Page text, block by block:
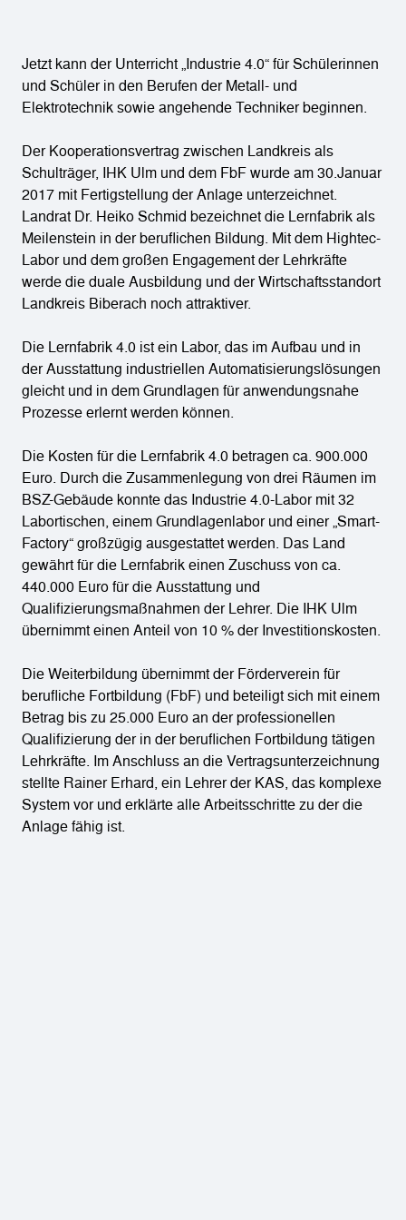
Jetzt kann der Unterricht „Industrie 4.0“ für Schülerinnen
und Schüler in den Berufen der Metall- und
Elektrotechnik sowie angehende Techniker beginnen.
Der Kooperationsvertrag zwischen Landkreis als
Schulträger, IHK Ulm und dem FbF wurde am 30.Januar
2017 mit Fertigstellung der Anlage unterzeichnet.
Landrat Dr. Heiko Schmid bezeichnet die Lernfabrik als
Meilenstein in der beruflichen Bildung. Mit dem Hightec-
Labor und dem großen Engagement der Lehrkräfte
werde die duale Ausbildung und der Wirtschaftsstandort
Landkreis Biberach noch attraktiver.
Die Lernfabrik 4.0 ist ein Labor, das im Aufbau und in
der Ausstattung industriellen Automatisierungslösungen
gleicht und in dem Grundlagen für anwendungsnahe
Prozesse erlernt werden können.
Die Kosten für die Lernfabrik 4.0 betragen ca. 900.000
Euro. Durch die Zusammenlegung von drei Räumen im
BSZ-Gebäude konnte das Industrie 4.0-Labor mit 32
Labortischen, einem Grundlagenlabor und einer „Smart-
Factory“ großzügig ausgestattet werden. Das Land
gewährt für die Lernfabrik einen Zuschuss von ca.
440.000 Euro für die Ausstattung und
Qualifizierungsmaßnahmen der Lehrer. Die IHK Ulm
übernimmt einen Anteil von 10 % der Investitionskosten.
Die Weiterbildung übernimmt der Förderverein für
berufliche Fortbildung (FbF) und beteiligt sich mit einem
Betrag bis zu 25.000 Euro an der professionellen
Qualifizierung der in der beruflichen Fortbildung tätigen
Lehrkräfte. Im Anschluss an die Vertragsunterzeichnung
stellte Rainer Erhard, ein Lehrer der KAS, das komplexe
System vor und erklärte alle Arbeitsschritte zu der die
Anlage fähig ist.